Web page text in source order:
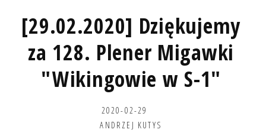
[29.02.2020] Dziękujemy
za 128. Plener Migawki
"Wikingowie w S-1"
2020-02-29
ANDRZEJ KUTYS